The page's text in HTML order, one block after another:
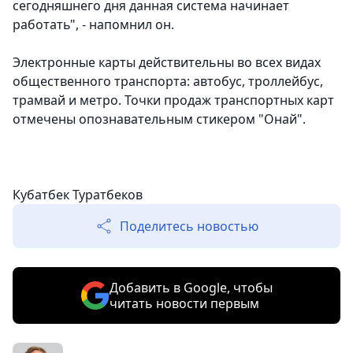
сегодняшнего дня данная система начинает
работать", - напомнил он.
Электронные карты действительны во всех видах
общественного транспорта: автобус, троллейбус,
трамвай и метро. Точки продаж транспортных карт
отмечены опознавательным стикером "Онай".
Кубатбек Туратбеков
Поделитесь новостью
Добавить в Google, чтобы
читать новости первым